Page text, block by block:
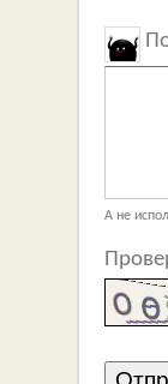
А не